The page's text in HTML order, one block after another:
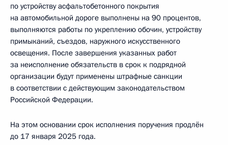
по устройству асфальтобетонного покрытия
на автомобильной дороге выполнены на 90 процентов,
выполняются работы по укреплению обочин, устройству
примыканий, съездов, наружного искусственного
освещения. После завершения указанных работ
за неисполнение обязательств в срок к подрядной
организации будут применены штрафные санкции
в соответствии с действующим законодательством
Российской Федерации.
На этом основании срок исполнения поручения продлён
до 17 января 2025 года.